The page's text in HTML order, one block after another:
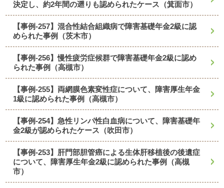
決定し、約2年間の遡りも認められたケース（箕面市）
【事例-257】混合性結合組織病で障害基礎年金2級に認
められた事例（茨木市）
【事例-256】慢性疲労症候群で障害基礎年金2級に認め
られた事例（高槻市）
【事例-255】両網膜色素変性症について、障害厚生年金
1級に認められた事例（高槻市）
【事例-254】急性リンパ性白血病について、障害基礎年
金2級が認められたケース（吹田市）
【事例-253】肝門部胆管癌による生体肝移植後の後遺症
について、障害厚生年金2級に認められた事例（高槻
市）